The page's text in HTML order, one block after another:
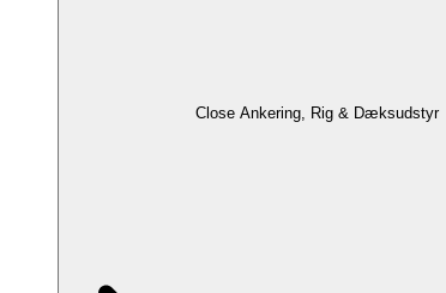
Close Ankering, Rig & Dæksudstyr